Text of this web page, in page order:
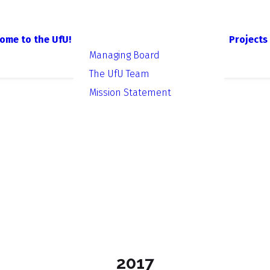
to the UfU!
Managing Board
The UfU Team
Mission Statement
Projects
2017